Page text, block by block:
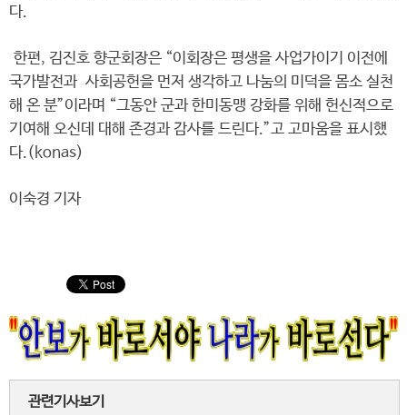
다.
한편, 김진호 향군회장은 “이회장은 평생을 사업가이기 이전에
국가발전과 사회공헌을 먼저 생각하고 나눔의 미덕을 몸소 실천
해 온 분”이라며 “그동안 군과 한미동맹 강화를 위해 헌신적으로
기여해 오신데 대해 존경과 감사를 드린다.”고 고마움을 표시했
다.(konas)
이숙경 기자
관련기사보기